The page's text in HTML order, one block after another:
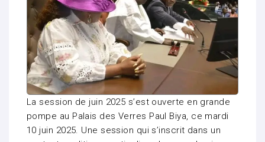
La session de juin 2025 s’est ouverte en grande
pompe au Palais des Verres Paul Biya, ce mardi
10 juin 2025. Une session qui s’inscrit dans un